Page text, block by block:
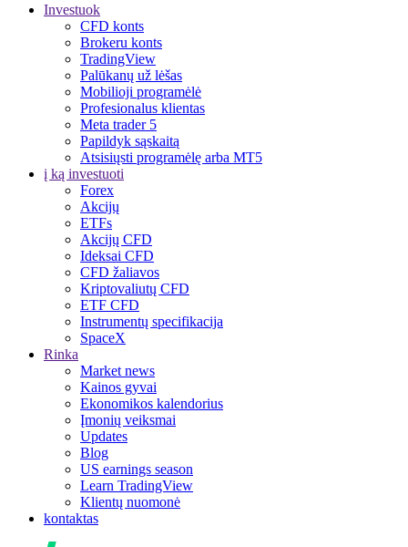
Investuok
CFD konts
Brokeru konts
TradingView
Palūkanų už lėšas
Mobilioji programėlė
Profesionalus klientas
Meta trader 5
Papildyk sąskaitą
Atsisiųsti programėlę arba MT5
į ką investuoti
Forex
Akcijų
ETFs
Akcijų CFD
Ideksai CFD
CFD žaliavos
Kriptovaliutų CFD
ETF CFD
Instrumentų specifikacija
SpaceX
Rinka
Market news
Kainos gyvai
Ekonomikos kalendorius
Įmonių veiksmai
Updates
Blog
US earnings season
Learn TradingView
Klientų nuomonė
kontaktas